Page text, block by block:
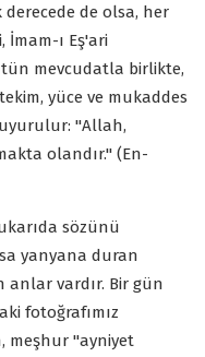
derecede de olsa, her
ı Eş'ari
mevcudatla birlikte,
yüce ve mukaddes
"Allah,
olandır." (En-
sözünü
yanyana duran
vardır. Bir gün
fotoğrafımız
meşhur "ayniyet